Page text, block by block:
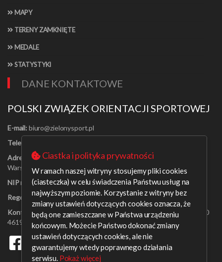
MAPY
TERENY ZAMKNIĘTE
MEDALE
STATYSTYKI
DANE KONTAKTOWE
POLSKI ZWIĄZEK ORIENTACJI SPORTOWEJ
E-mail:
Telefon:
Adres:
Al. Jerozolimskie 30/21
Warszawa 00-024
NIP nr:
526-16-67-131
Regon nr:001408329
Konto bankowe:PEKAO SA o/Warszawa 09 1240 6218 1111 0000
4619 0314
Ciastka i polityka prywatności
W ramach naszej witryny stosujemy pliki cookies
(ciasteczka) w celu świadczenia Państwu usług na
najwyższym poziomie. Korzystanie z witryny bez
zmiany ustawień dotyczących cookies oznacza, że
będą one zamieszczane w Państwa urządzeniu
końcowym. Możecie Państwo dokonać zmiany
ustawień dotyczących cookies, ale nie
gwarantujemy wtedy poprawnego działania
serwisu. Pokaż więcej